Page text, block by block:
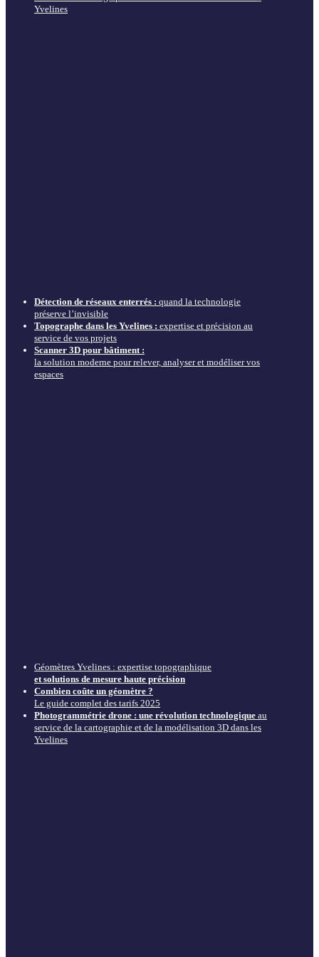
Yvelines
Détection de réseaux enterrés : quand la technologie
préserve l’invisible
Topographe dans les Yvelines : expertise et précision au
service de vos projets
Scanner 3D pour bâtiment :
la solution moderne pour relever, analyser et modéliser vos
espaces
Géomètres Yvelines : expertise topographique
et solutions de mesure haute précision
Combien coûte un géomètre ?
Le guide complet des tarifs 2025
Photogrammétrie drone : une révolution technologique au
service de la cartographie et de la modélisation 3D dans les
Yvelines